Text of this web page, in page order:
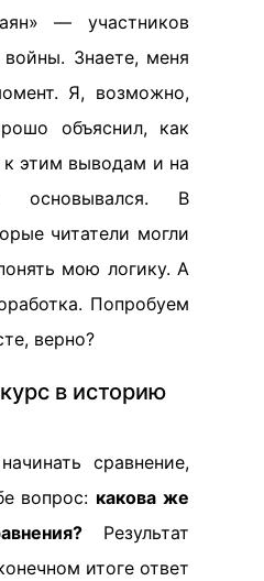
— участников
войны. Знаете, меня
Я, возможно,
объяснил, как
этим выводам и на
основывался. В
читатели могли
мою логику. А
Попробуем
верно?
в историю
сравнение,
вопрос: какова же
Результат
итоге ответ